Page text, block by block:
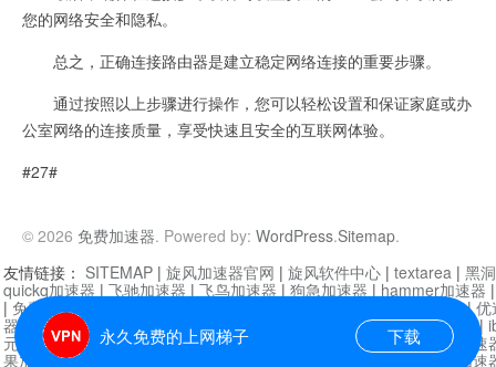
您的网络安全和隐私。
总之，正确连接路由器是建立稳定网络连接的重要步骤。
通过按照以上步骤进行操作，您可以轻松设置和保证家庭或办
公室网络的连接质量，享受快速且安全的互联网体验。
#27#
© 2026 免费加速器. Powered by: WordPress.Sitemap.
永久免费的上网梯子 下载
友情链接： SITEMAP | 旋风加速器官网 | 旋风软件中心 | textarea | 黑
quickq加速器 | 飞驰加速器 | 飞鸟加速器 | 狗急加速器 | hammer加速器
| 免费vqn加速外网 迷雾通|优
器| 快柠檬加速器 |黑洞加速 |falemon 快橙加速器|anycast加速器 |
元机场加速器 |一元机场|老王加速器 | 白石山|
小牛加速
果加速器|黑洞加速 芒果加速